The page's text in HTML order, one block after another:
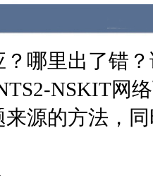
哪里出了错
NSKIT网
源的方法，